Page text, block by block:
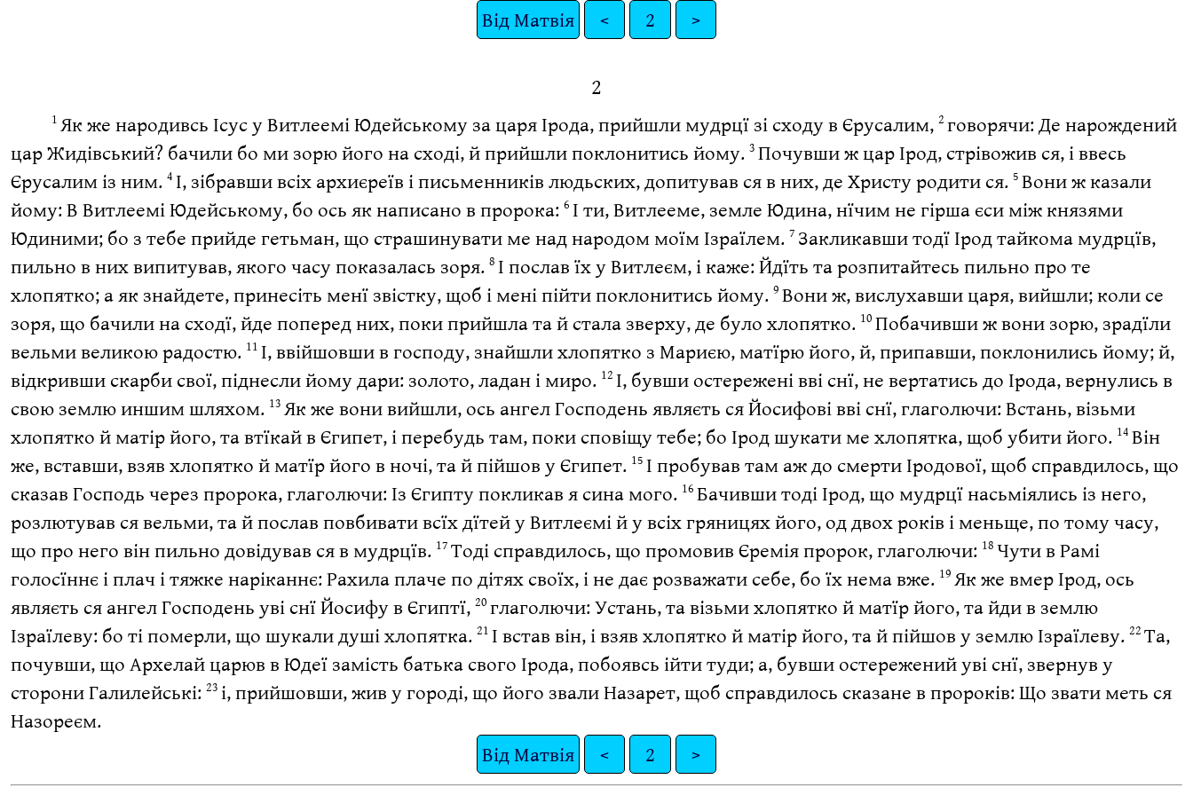
Від Матвія < 2 >
2
1 Як же народивсь Ісус у Витлеемі Юдейському за царя Ірода, прийшли мудрцї зі сходу в Єрусалим, 2 говорячи: Де нарождений
цар Жидівський? бачили бо ми зорю його на сході, й прийшли поклонитись йому. 3 Почувши ж цар Ірод, стрівожив ся, і ввесь
Єрусалим із ним. 4 І, зібравши всіх архиєреїв і письменників людьских, допитував ся в них, де Христу родити ся. 5 Вони ж казали
йому: В Витлеемі Юдейському, бо ось як написано в пророка: 6 І ти, Витлееме, земле Юдина, нїчим не гірша єси між князями
Юдиними; бо з тебе прийде гетьман, що страшинувати ме над народом моїм Ізраїлем. 7 Закликавши тодї Ірод тайкома мудрцїв,
пильно в них випитував, якого часу показалась зоря. 8 І послав їх у Витлеєм, і каже: Йдїть та розпитайтесь пильно про те
хлопятко; а як знайдете, принесіть менї звістку, щоб і мені пійти поклонитись йому. 9 Вони ж, вислухавши царя, вийшли; коли се
зоря, що бачили на сходї, йде поперед них, поки прийшла та й стала зверху, де було хлопятко. 10 Побачивши ж вони зорю, зрадїли
вельми великою радостю. 11 І, ввійшовши в господу, знайшли хлопятко з Мариєю, матїрю його, й, припавши, поклонились йому; й,
відкривши скарби свої, піднесли йому дари: золото, ладан і миро. 12 І, бувши остережені вві снї, не вертатись до Ірода, вернулись в
свою землю иншим шляхом. 13 Як же вони вийшли, ось ангел Господень являєть ся Йосифові вві снї, глаголючи: Встань, візьми
хлопятко й матір його, та втїкай в Єгипет, і перебудь там, поки сповіщу тебе; бо Ірод шукати ме хлопятка, щоб убити його. 14 Він
же, вставши, взяв хлопятко й матїр його в ночі, та й пійшов у Єгипет. 15 І пробував там аж до смерти Іродової, щоб справдилось, що
сказав Господь через пророка, глаголючи: Із Єгипту покликав я сина мого. 16 Бачивши тоді Ірод, що мудрцї насьміялись із него,
розлютував ся вельми, та й послав повбивати всїх дїтей у Витлеємі й у всіх гряницях його, од двох років і меньще, по тому часу,
що про него він пильно довідував ся в мудрцїв. 17 Тоді справдилось, що промовив Єремія пророк, глаголючи: 18 Чути в Рамі
голосїннє і плач і тяжке наріканнє: Рахила плаче по дітях своїх, і не дає розважати себе, бо їх нема вже. 19 Як же вмер Ірод, ось
являєть ся ангел Господень уві снї Йосифу в Єгиптї, 20 глаголючи: Устань, та візьми хлопятко й матїр його, та йди в землю
Ізраїлеву: бо ті померли, що шукали душі хлопятка. 21 І встав він, і взяв хлопятко й матір його, та й пійшов у землю Ізраїлеву. 22 Та,
почувши, що Архелай царюв в Юдеї замість батька свого Ірода, побоявсь ійти туди; а, бувши остережений уві снї, звернув у
сторони Галилейські: 23 і, прийшовши, жив у городі, що його звали Назарет, щоб справдилось сказане в пророків: Що звати меть ся
Назореєм.
Від Матвія
< 2 >